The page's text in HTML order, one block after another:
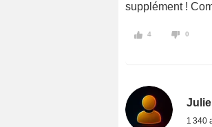
supplément !
4 0
1 340